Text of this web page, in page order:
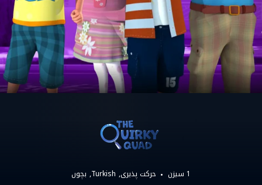
1 سیزن حرکت پذیری Turkish بچوں